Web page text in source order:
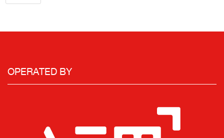
OPERATED BY